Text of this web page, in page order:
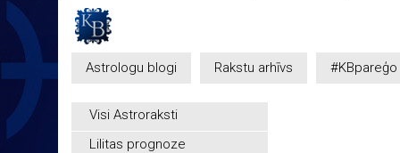
Astrologu blogi Rakstu arhīvs #KBpareģo
Visi Astroraksti
Lilitas prognoze